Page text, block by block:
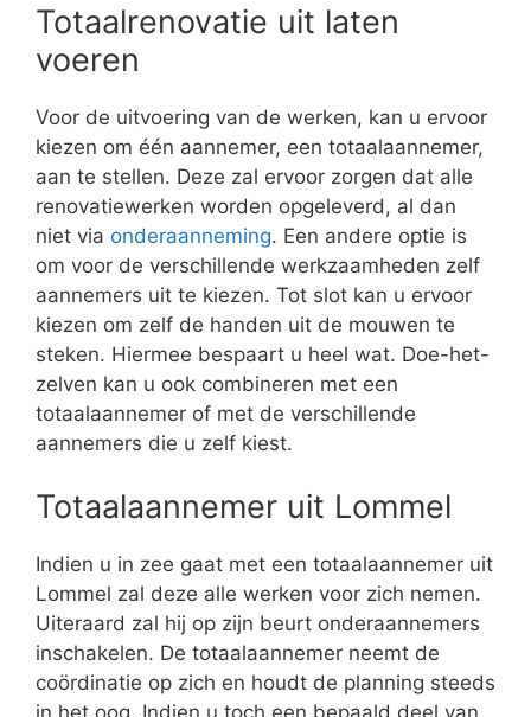
Totaalrenovatie uit laten
voeren
Voor de uitvoering van de werken, kan u ervoor
kiezen om één aannemer, een totaalaannemer,
aan te stellen. Deze zal ervoor zorgen dat alle
renovatiewerken worden opgeleverd, al dan
niet via onderaanneming. Een andere optie is
om voor de verschillende werkzaamheden zelf
aannemers uit te kiezen. Tot slot kan u ervoor
kiezen om zelf de handen uit de mouwen te
steken. Hiermee bespaart u heel wat. Doe-het-
zelven kan u ook combineren met een
totaalaannemer of met de verschillende
aannemers die u zelf kiest.
Totaalaannemer uit Lommel
Indien u in zee gaat met een totaalaannemer uit
Lommel zal deze alle werken voor zich nemen.
Uiteraard zal hij op zijn beurt onderaannemers
inschakelen. De totaalaannemer neemt de
coördinatie op zich en houdt de planning steeds